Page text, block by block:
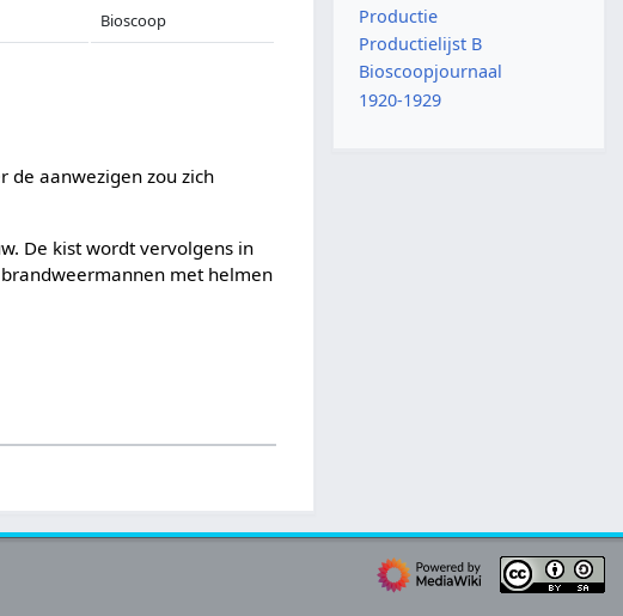
Bioscoop
de aanwezigen zou zich
De kist wordt vervolgens in
met helmen
Productie
Productielijst B
Bioscoopjournaal
1920-1929